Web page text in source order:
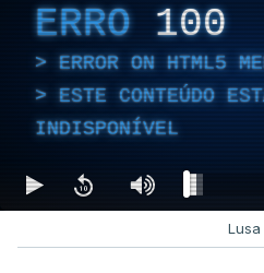
ERRO 100
ERROR ON HTML5
ESTE CONTEÚDO
INDISPONÍVEL
Lusa